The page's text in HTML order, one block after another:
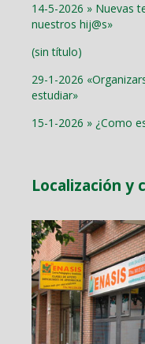
14-5-2026 » Nuevas
nuestros hij@s»
(sin título)
29-1-2026
estudiar»
15-1-2026 » ¿Como
Localización y